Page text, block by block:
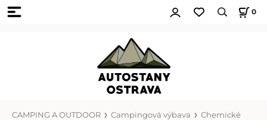
0
CAMPING A OUTDOOR Campingová výbava
Chemické